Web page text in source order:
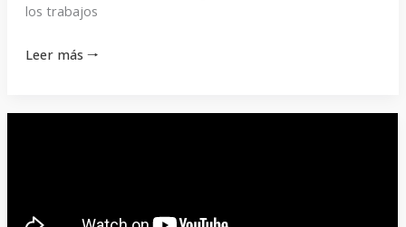
los trabajos
Leer más 🠒